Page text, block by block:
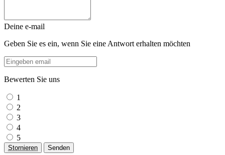
Deine e-mail
Geben Sie es ein, wenn Sie eine Antwort erhalten möchten
Bewerten Sie uns
1
2
3
4
5
Stornieren Senden